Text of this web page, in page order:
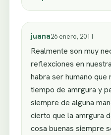
juana26 enero, 2011
Realmente son muy
reflexciones en
habra ser humano que
tiempo de amrgura y
siempre de alguna
cierto que la amrgura
cosa buenas siempre